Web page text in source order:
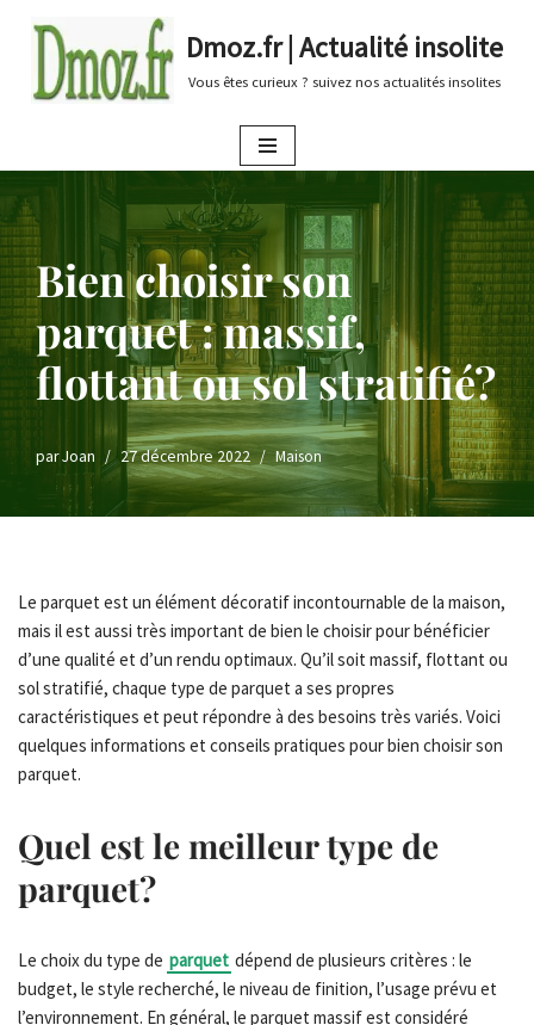
au
Dmoz.fr | Actualité insolite
Vous êtes curieux ? suivez nos actualités insolites
Bien choisir son
parquet : massif,
flottant ou sol stratifié?
parJoan 27 décembre 2022 Maison
Le parquet est un élément décoratif incontournable de la maison,
mais il est aussi très important de bien le choisir pour bénéficier
d’une qualité et d’un rendu optimaux. Qu’il soit massif, flottant ou
sol stratifié, chaque type de parquet a ses propres
caractéristiques et peut répondre à des besoins très variés. Voici
quelques informations et conseils pratiques pour bien choisir son
parquet.
Quel est le meilleur type de
parquet?
Le choix du type de parquet dépend de plusieurs critères : le
budget, le style recherché, le niveau de finition, l’usage prévu et
l’environnement. En général, le parquet massif est considéré